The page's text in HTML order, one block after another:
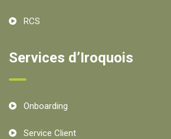
RCS
Services d’Iroquois
Onboarding
Service Client